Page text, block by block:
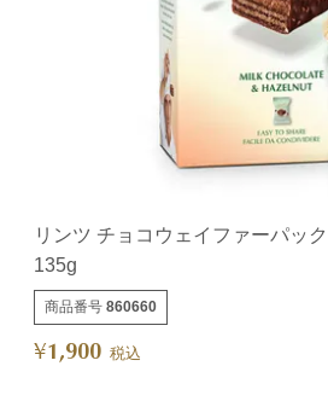
リンツ チョコウェイファーパッ
135g
商品番号 860660
¥1,900 税込